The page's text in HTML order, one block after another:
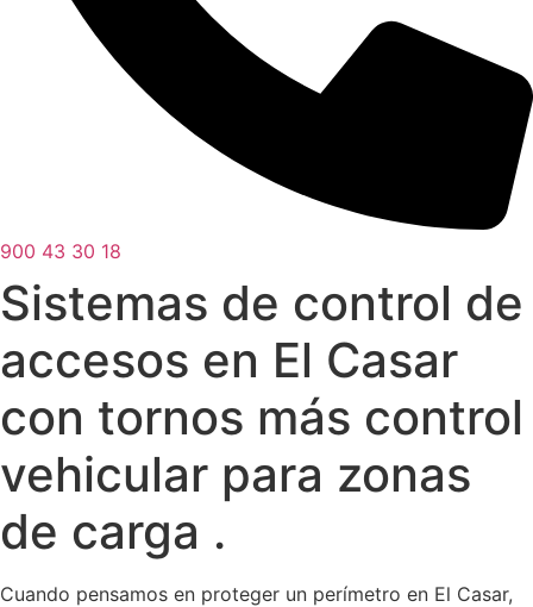
900 43 30 18
Sistemas de control de
accesos en El Casar
con tornos más control
vehicular para zonas
de carga .
Cuando pensamos en proteger un perímetro en El Casar,